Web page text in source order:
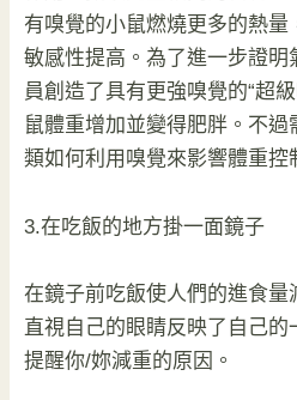
有嗅覺的小鼠燃燒更多的熱
敏感性提高。為了進一步證明
員創造了具有更強嗅覺的“超
鼠體重增加並變得肥胖。不
類如何利用嗅覺來影響體重控
3.在吃飯的地方掛一面鏡子
在鏡子前吃飯使人們的進食量
直視自己的眼睛反映了自己
提醒你/妳減重的原因。